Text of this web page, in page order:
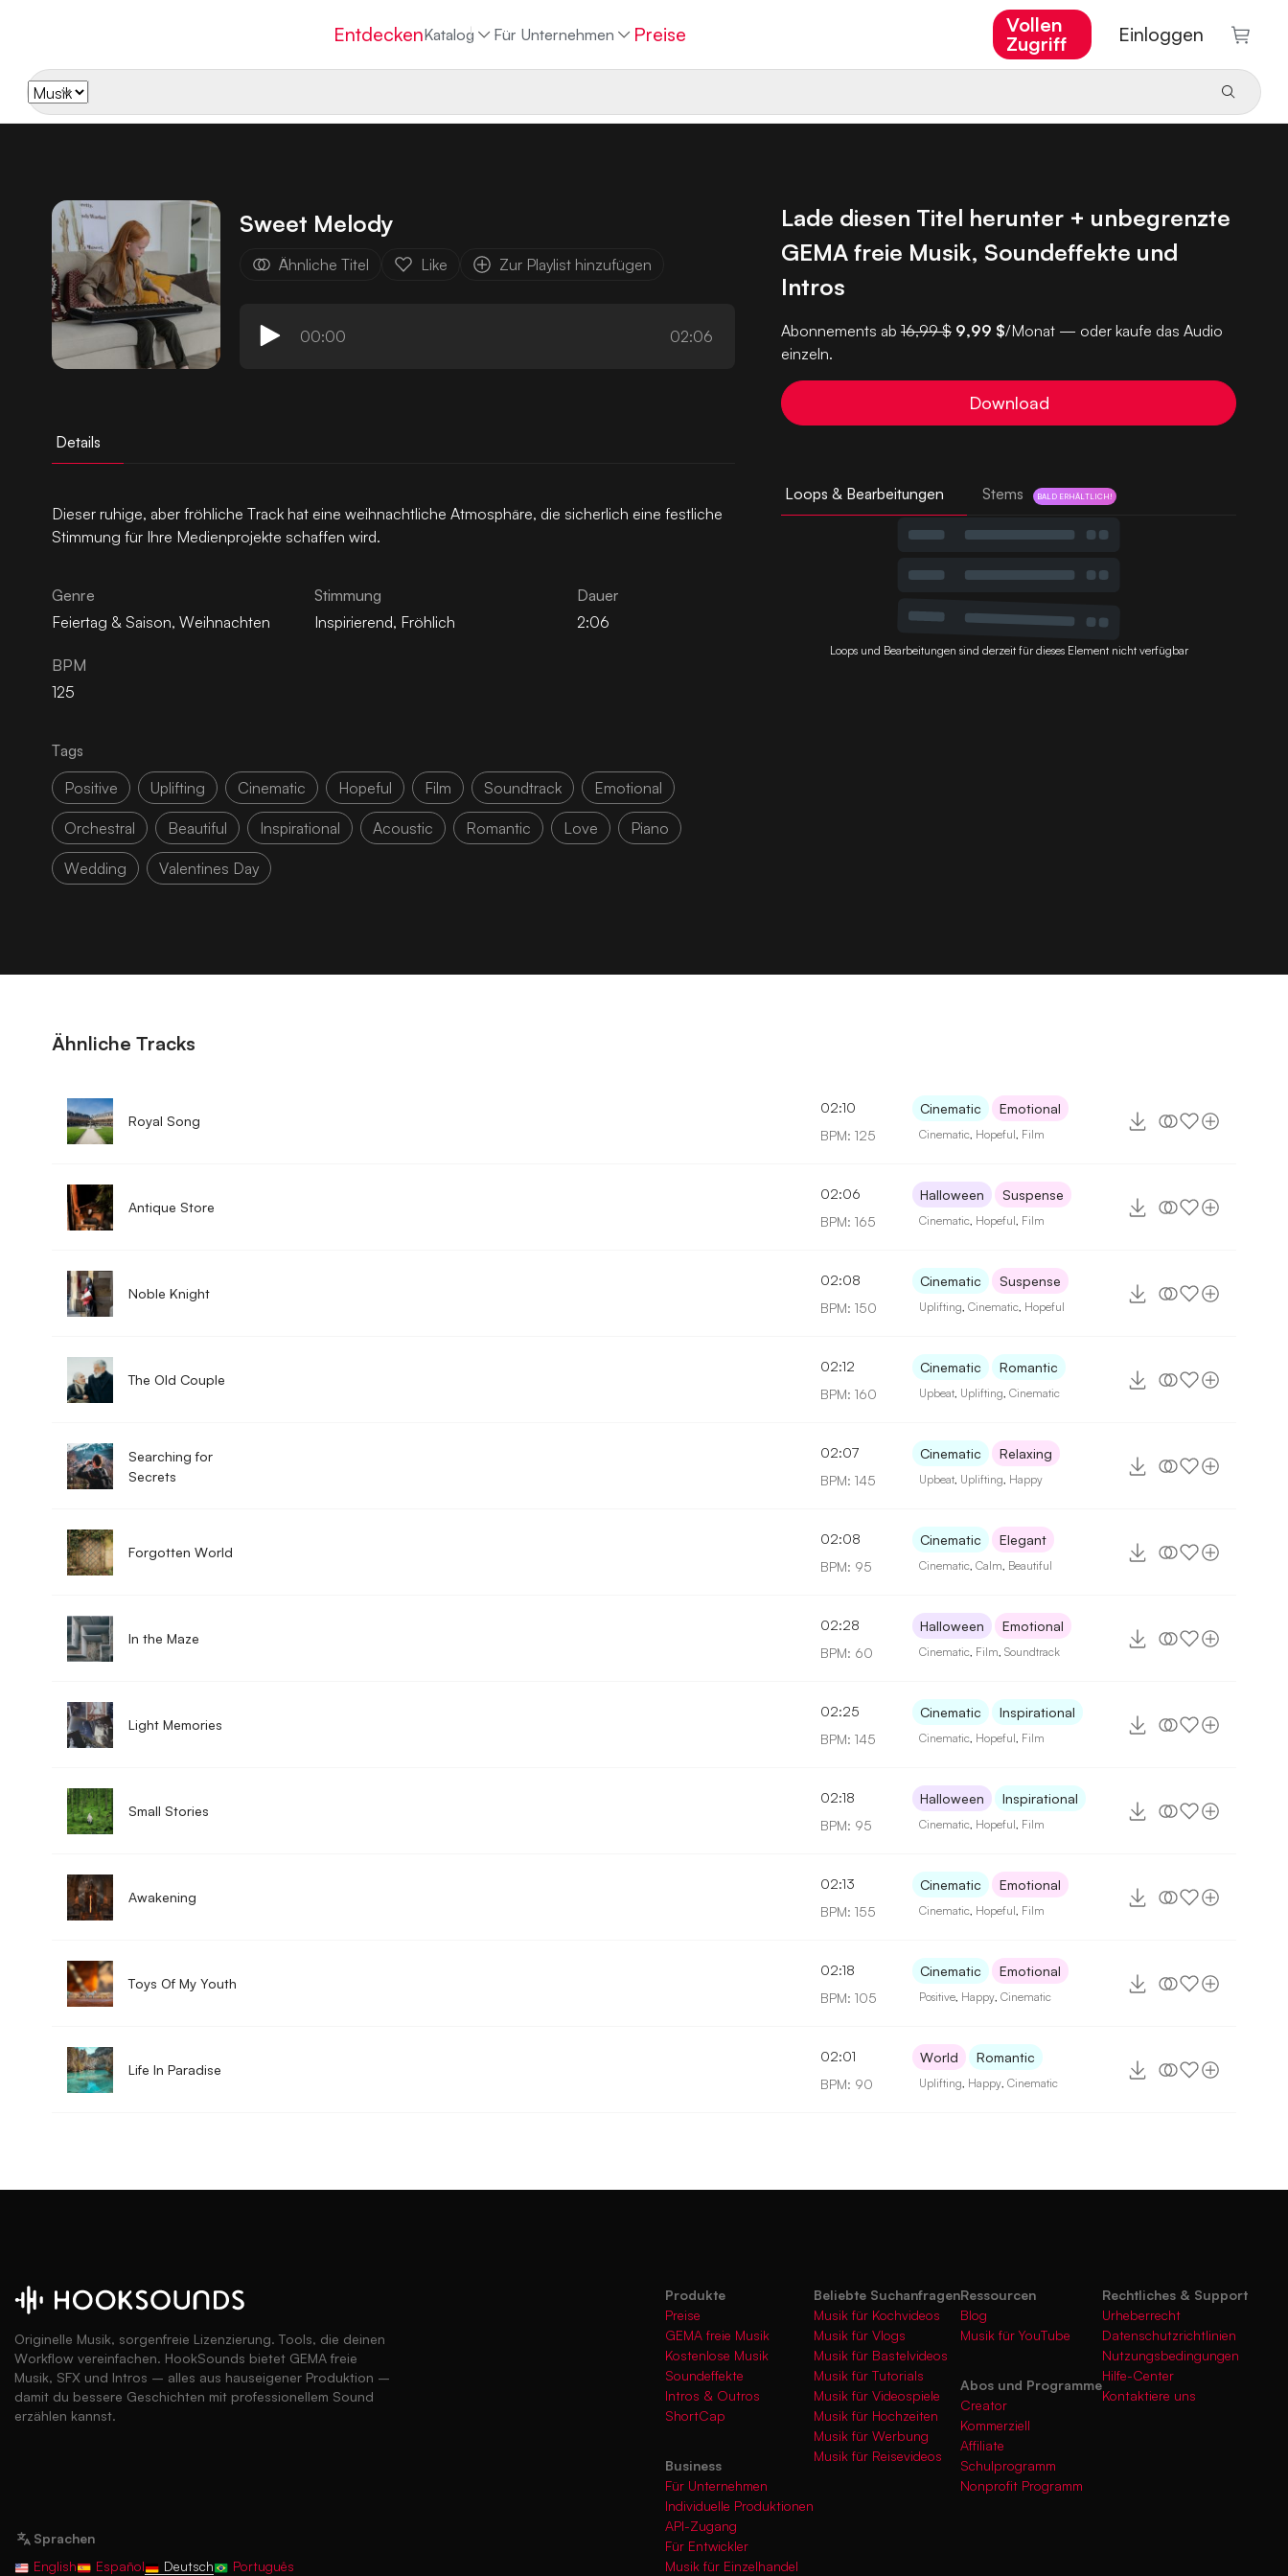
EntdeckenKatalog Für Unternehmen Preise
Vollen
Zugriff
Einloggen
Sweet Melody
Ähnliche Titel Like Zur Playlist hinzufügen
00:00 02:06
Details
Dieser ruhige, aber fröhliche Track hat eine weihnachtliche Atmosphäre, die sicherlich eine festliche
Stimmung für Ihre Medienprojekte schaffen wird.
Genre
Feiertag & Saison, Weihnachten
Stimmung
Inspirierend, Fröhlich
Dauer
2:06
BPM
125
Tags
Positive
Uplifting Cinematic Hopeful Film Soundtrack Emotional
Orchestral Beautiful Inspirational Acoustic Romantic Love Piano
Wedding Valentines Day
Lade diesen Titel herunter + unbegrenzte
GEMA freie Musik, Soundeffekte und
Intros
Abonnements ab16,99 $ 9,99 $/Monat — oder kaufe das Audio
einzeln.
Download
Loops & Bearbeitungen Stems BALD ERHÄLTLICH!
Loops und Bearbeitungen sind derzeit für dieses Element nicht verfügbar
Ähnliche Tracks
Royal Song
02:10
BPM: 125
Cinematic Emotional
Cinematic Hopeful Film
Antique Store
02:06
BPM: 165
Halloween Suspense
Cinematic Hopeful Film
Noble Knight
02:08
BPM: 150
Cinematic Suspense
Uplifting ,Cinematic Hopeful
The Old Couple
02:12
BPM: 160
Cinematic Romantic
Upbeat Uplifting ,Cinematic
Searching for
Secrets
02:07
BPM: 145
Cinematic Relaxing
Upbeat Uplifting Happy
Forgotten World
02:08
BPM: 95
Cinematic Elegant
Cinematic ,Calm Beautiful
In the Maze
02:28
BPM: 60
Halloween Emotional
Cinematic Film ,Soundtrack
Light Memories
02:25
BPM: 145
Cinematic Inspirational
Cinematic Hopeful Film
Small Stories
02:18
BPM: 95
Halloween Inspirational
Cinematic Hopeful Film
Awakening
02:13
BPM: 155
Cinematic Emotional
Cinematic Hopeful Film
Toys Of My Youth
02:18
BPM: 105
Cinematic Emotional
Positive Happy ,Cinematic
Life In Paradise
02:01
BPM: 90
World Romantic
Uplifting Happy ,Cinematic
Originelle Musik, sorgenfreie Lizenzierung. Tools, die deinen
Workflow vereinfachen. HookSounds bietet GEMA freie
Musik, SFX und Intros – alles aus hauseigener Produktion –
damit du bessere Geschichten mit professionellem Sound
erzählen kannst.
Sprachen
English
Español Deutsch Português
Produkte
Preise
GEMA freie Musik
Kostenlose Musik
Soundeffekte
Intros & Outros
ShortCap
Business
Für Unternehmen
Individuelle Produktionen
API-Zugang
Für Entwickler
Musik für Einzelhandel
Beliebte Suchanfragen
Musik für Kochvideos
Musik für Vlogs
Musik für Bastelvideos
Musik für Tutorials
Musik für Videospiele
Musik für Hochzeiten
Musik für Werbung
Musik für Reisevideos
Ressourcen
Blog
Musik für YouTube
Abos und Programme
Creator
Kommerziell
Affiliate
Schulprogramm
Nonprofit Programm
Rechtliches & Support
Urheberrecht
Datenschutzrichtlinien
Nutzungsbedingungen
Hilfe-Center
Kontaktiere uns